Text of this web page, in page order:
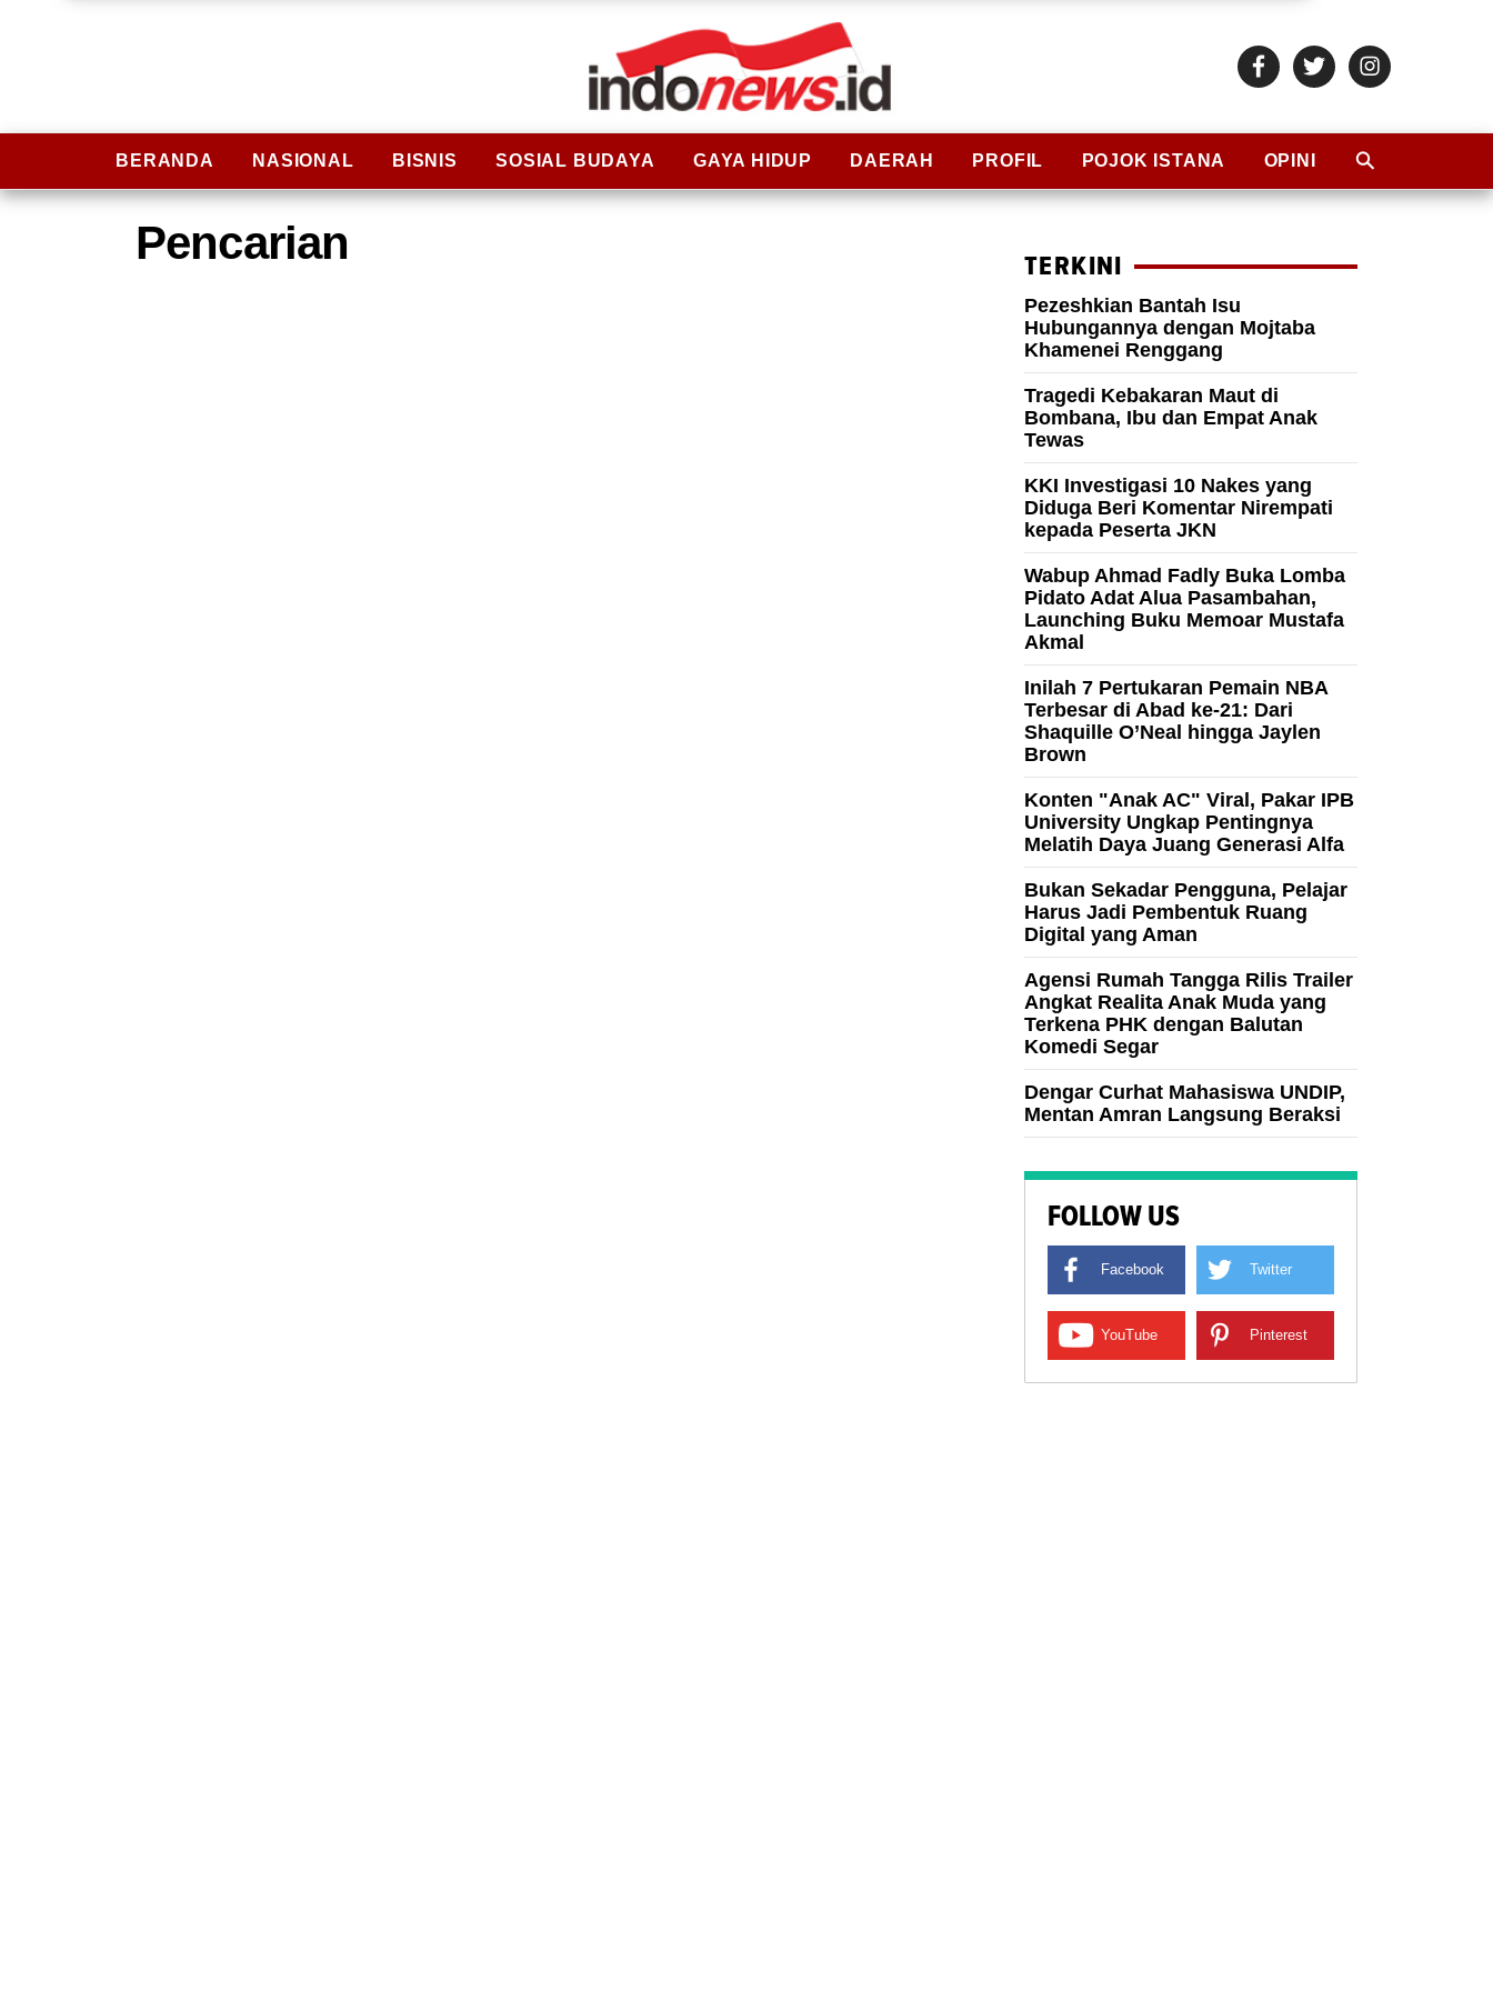
BERANDA NASIONAL BISNIS SOSIAL BUDAYA GAYA HIDUP DAERAH PROFIL POJOK ISTANA OPINI
Pencarian TERKINI
Pezeshkian Bantah Isu
Hubungannya dengan Mojtaba
Khamenei Renggang
Tragedi Kebakaran Maut di
Bombana, Ibu dan Empat Anak
Tewas
KKI Investigasi 10 Nakes yang
Diduga Beri Komentar Nirempati
kepada Peserta JKN
Wabup Ahmad Fadly Buka Lomba
Pidato Adat Alua Pasambahan,
Launching Buku Memoar Mustafa
Akmal
Inilah 7 Pertukaran Pemain NBA
Terbesar di Abad ke-21: Dari
Shaquille O’Neal hingga Jaylen
Brown
Konten "Anak AC" Viral, Pakar IPB
University Ungkap Pentingnya
Melatih Daya Juang Generasi Alfa
Bukan Sekadar Pengguna, Pelajar
Harus Jadi Pembentuk Ruang
Digital yang Aman
Agensi Rumah Tangga Rilis Trailer
Angkat Realita Anak Muda yang
Terkena PHK dengan Balutan
Komedi Segar
Dengar Curhat Mahasiswa UNDIP,
Mentan Amran Langsung Beraksi
FOLLOW US
Facebook Twitter
YouTube Pinterest